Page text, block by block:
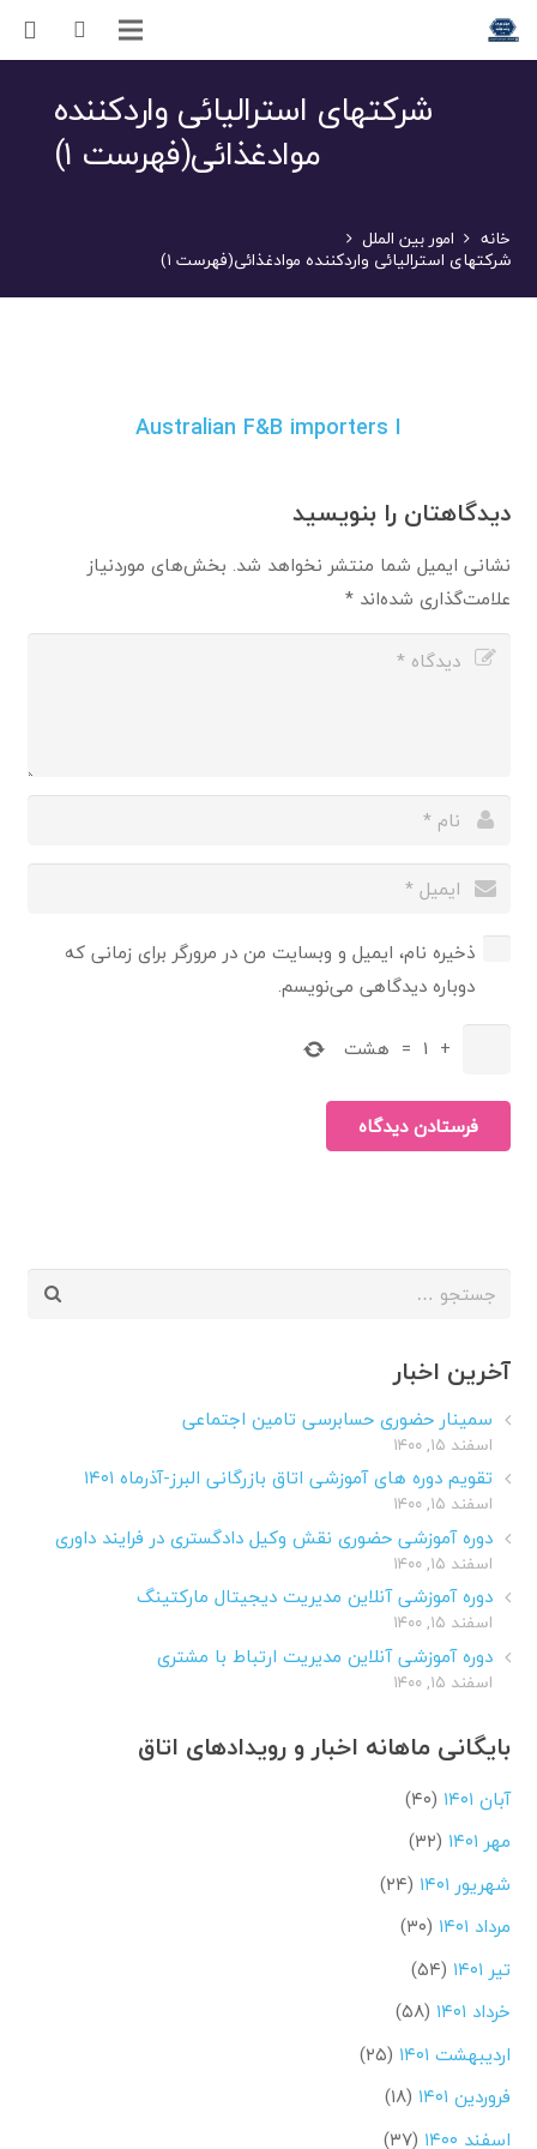
شرکتهای استرالیائی واردکننده
موادغذائی(فهرست ۱)
خانه امور بین الملل
شرکتهای استرالیائی واردکننده موادغذائی(فهرست ۱)
Australian F&B importers I
دیدگاهتان را بنویسید
نشانی ایمیل شما منتشر نخواهد شد. بخش‌های موردنیاز
علامت‌گذاری شده‌اند*
ذخیره نام، ایمیل و وبسایت من در مرورگر برای زمانی که
دوباره دیدگاهی می‌نویسم.
+
1
= هشت
فرستادن دیدگاه
جستجو
آخرین اخبار
سمینار حضوری حسابرسی تامین اجتماعی
اسفند ۱۵, ۱۴۰۰
تقویم دوره های آموزشی اتاق بازرگانی البرز-آذرماه ۱۴۰۱
اسفند ۱۵, ۱۴۰۰
دوره آموزشی حضوری نقش وکیل دادگستری در فرایند داوری
اسفند ۱۵, ۱۴۰۰
دوره آموزشی آنلاین مدیریت دیجیتال مارکتینگ
اسفند ۱۵, ۱۴۰۰
دوره آموزشی آنلاین مدیریت ارتباط با مشتری
اسفند ۱۵, ۱۴۰۰
بایگانی ماهانه اخبار و رویدادهای اتاق
آبان ۱۴۰۱
(۴۰)
مهر ۱۴۰۱
(۳۲)
شهریور ۱۴۰۱
(۲۴)
مرداد ۱۴۰۱
(۳۰)
تیر ۱۴۰۱
(۵۴)
خرداد ۱۴۰۱
(۵۸)
اردیبهشت ۱۴۰۱
(۲۵)
فروردین ۱۴۰۱
(۱۸)
اسفند ۱۴۰۰
(۳۷)